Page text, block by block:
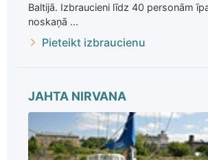
Baltijā. Izbraucieni līdz 40 personām
noskaņā ...
Pieteikt izbraucienu
JAHTA NIRVANA